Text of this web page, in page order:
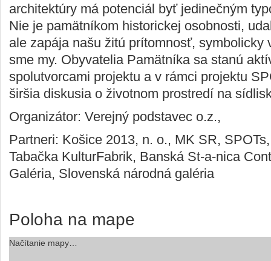
architektúry má potenciál byť jedinečným
Nie je pamätníkom historickej osobnosti,
ale zapája našu žitú prítomnosť, symbolicky
sme my. Obyvatelia Pamätníka sa stanú
spolutvorcami projektu a v rámci projektu
širšia diskusia o životnom prostredí na
Organizátor: Verejný podstavec o.z.,
Partneri: Košice 2013, n. o., MK SR,
Tabačka KulturFabrik, Banská St-a-nica
Galéria, Slovenská národná galéria
Poloha na mape
Načítanie mapy…